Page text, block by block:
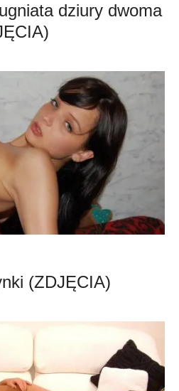
dziury dwoma
(ZDJĘCIA)